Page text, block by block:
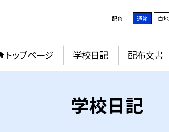
配色 通常 白地
トップページ 学校日記 配布文書
学校日記